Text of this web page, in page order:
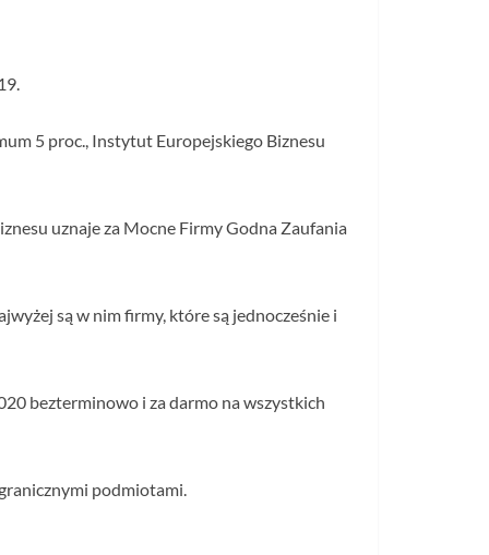
5 proc., Instytut Europejskiego Biznesu
uznaje za Mocne Firmy Godna Zaufania
są w nim firmy, które są jednocześnie i
bezterminowo i za darmo na wszystkich
podmiotami.